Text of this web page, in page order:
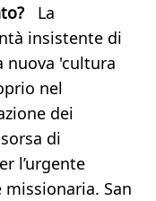
La
insistente di
nuova 'cultura
nel
dei
di
l’urgente
San